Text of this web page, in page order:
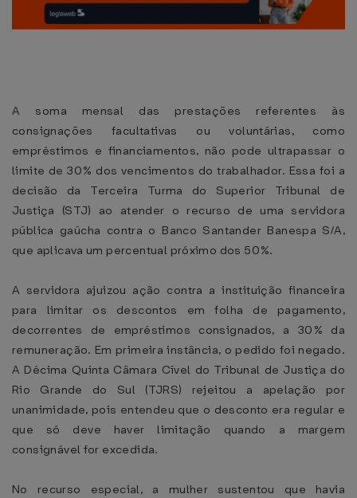
A soma mensal das prestações referentes às
consignações facultativas ou voluntárias, como
empréstimos e financiamentos, não pode ultrapassar o
limite de 30% dos vencimentos do trabalhador. Essa foi a
decisão da Terceira Turma do Superior Tribunal de
Justiça (STJ) ao atender o recurso de uma servidora
pública gaúcha contra o Banco Santander Banespa S/A,
que aplicava um percentual próximo dos 50%.
A servidora ajuizou ação contra a instituição financeira
para limitar os descontos em folha de pagamento,
decorrentes de empréstimos consignados, a 30% da
remuneração. Em primeira instância, o pedido foi negado.
A Décima Quinta Câmara Cível do Tribunal de Justiça do
Rio Grande do Sul (TJRS) rejeitou a apelação por
unanimidade, pois entendeu que o desconto era regular e
que só deve haver limitação quando a margem
consignável for excedida.
No recurso especial, a mulher sustentou que havia